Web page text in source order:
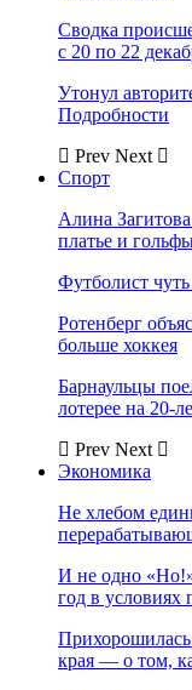
Сводка
с 20 по 22
Утонул
Подробности
Prev Next
Спорт
Алина
платье и
Футболист
Ротенберг
больше хоккея
Барнаульцы
лотерее на 20-
Prev Next
Экономика
Не хлебом
И не одно
год в
края — о том,